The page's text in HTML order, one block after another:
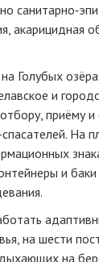
акарицидная
Голубых
и
приёму и
На
и
на шести
на